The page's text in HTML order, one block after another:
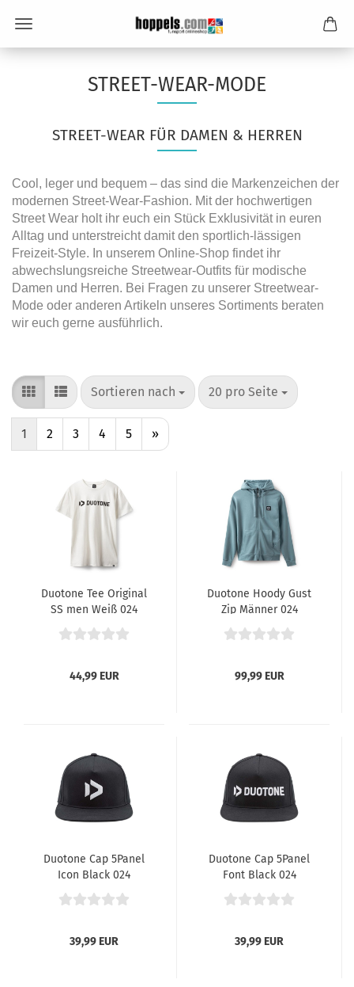
STREET-WEAR-MODE
STREET-WEAR FÜR DAMEN & HERREN
Cool, leger und bequem – das sind die Markenzeichen der
modernen Street-Wear-Fashion. Mit der hochwertigen
Street Wear holt ihr euch ein Stück Exklusivität in euren
Alltag und unterstreicht damit den sportlich-lässigen
Freizeit-Style. In unserem Online-Shop findet ihr
abwechslungsreiche Streetwear-Outfits für modische
Damen und Herren. Bei Fragen zu unserer Streetwear-
Mode oder anderen Artikeln unseres Sortiments beraten
wir euch gerne ausführlich.
Sortieren nach
Sortieren nach 20 pro Seite
pro Seite
1 2 3 4 5 »
Duotone Tee Original
SS men Weiß 024
44,99 EUR
Duotone Hoody Gust
Zip Männer 024
99,99 EUR
Duotone Cap 5Panel
Icon Black 024
39,99 EUR
Duotone Cap 5Panel
Font Black 024
39,99 EUR